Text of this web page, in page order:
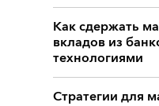
Как сдержать
вкладов из
технологиями
Стратегии для